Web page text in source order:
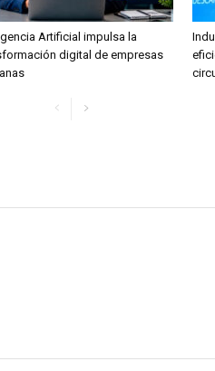
Artificial impulsa la
digital de empresas